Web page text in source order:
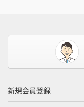
新規会員登録